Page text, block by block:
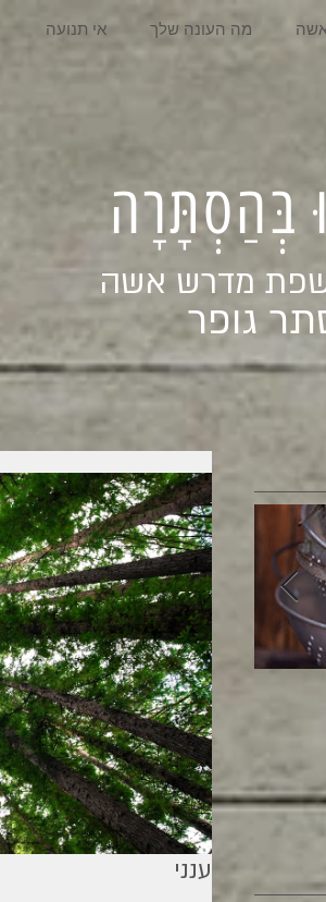
אי תנועה מה העונה שלך
מדרש אשה
גופר
בְּהַסְתָּרָה
ענני
מילים ליוחנן